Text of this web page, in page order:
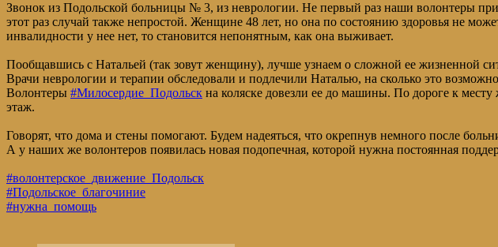
Звонок из Подольской больницы № 3, из неврологии. Не первый раз наши волонтеры
этот раз случай также непростой. Женщине 48 лет, но она по состоянию здоровья не
инвалидности у нее нет, то становится непонятным, как она выживает.
Пообщавшись с Натальей (так зовут женщину), лучше узнаем о сложной ее жизненной
Врачи неврологии и терапии обследовали и подлечили Наталью, на сколько это
Волонтеры #Милосердие_Подольск на коляске довезли ее до машины. По дороге к
этаж.
Говорят, что дома и стены помогают. Будем надеяться, что окрепнув немного после
А у наших же волонтеров появилась новая подопечная, которой нужна постоянная
#волонтерское_движение_Подольск
#Подольское_благочиние
#нужна_помощь